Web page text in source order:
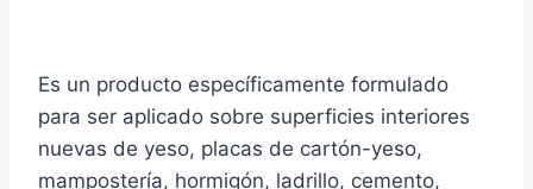
Es un producto específicamente formulado
para ser aplicado sobre superficies interiores
nuevas de yeso, placas de cartón-yeso,
mampostería, hormigón, ladrillo, cemento,